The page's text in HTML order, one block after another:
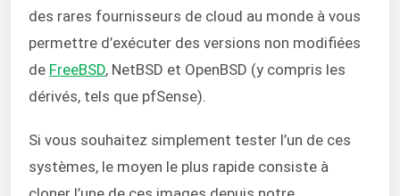
des rares fournisseurs de cloud au monde à vous
permettre d’exécuter des versions non modifiées
de FreeBSD, NetBSD et OpenBSD (y compris les
dérivés, tels que pfSense).
Si vous souhaitez simplement tester l’un de ces
systèmes, le moyen le plus rapide consiste à